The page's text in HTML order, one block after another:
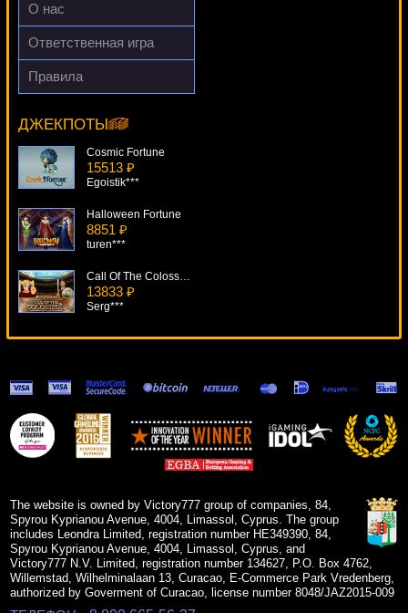
superman***
О нас
Ответственная игра
Правила
ДЖЕКПОТЫ
Dracula
Lucy***
Cosmic Fortune
15513 ₽
Egoistik***
Halloween Fortune
8851 ₽
turen***
Call Of The Colosseum
13833 ₽
Serg***
Pharaoh King
13307 ₽
Root77***
True Illusions
The website is owned by Victory777 group of companies, 84,
Spyrou Kyprianou Avenue, 4004, Limassol, Cyprus. The group
includes Leondra Limited, registration number HE349390, 84,
Spyrou Kyprianou Avenue, 4004, Limassol, Cyprus, and
Victory777 N.V. Limited, registration number 134627, P.O. Box 4762,
Willemstad, Wilhelminalaan 13, Curacao, E-Commerce Park Vredenberg,
authorized by Goverment of Curacao, license number 8048/JAZ2015-009